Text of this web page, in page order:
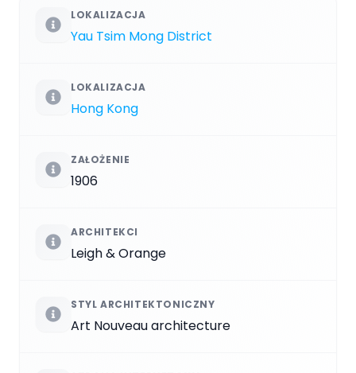
LOKALIZACJA
Yau Tsim Mong District
LOKALIZACJA
Hong Kong
ZAŁOŻENIE
1906
ARCHITEKCI
Leigh & Orange
STYL ARCHITEKTONICZNY
Art Nouveau architecture